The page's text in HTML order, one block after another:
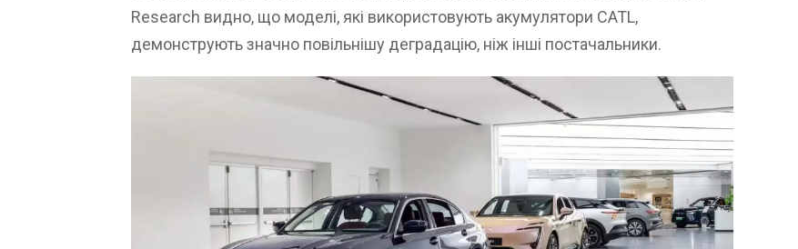
Research видно, що моделі, які використовують акумулятори CATL,
демонструють значно повільнішу деградацію, ніж інші постачальники.